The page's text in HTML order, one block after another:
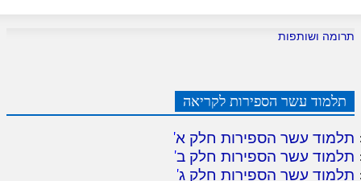
תרומה ושותפות
תלמוד עשר הספירות לקריאה
תלמוד עשר הספירות חלק א'
תלמוד עשר הספירות חלק ב'
תלמוד עשר הספירות חלק ג'